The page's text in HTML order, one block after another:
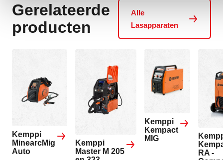
Gerelateerde
producten
Alle
Lasapparaten
Kemppi
MinearcMig
Auto
Kemppi
Master M 205
Kemppi
Kempact
MIG
RA -